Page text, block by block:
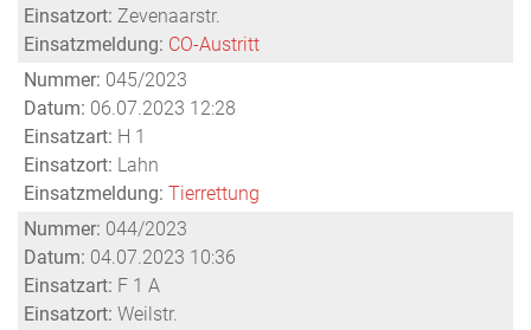
Einsatzort: Zevenaarstr.
Einsatzmeldung: CO-Austritt
Nummer: 045/2023
Datum: 06.07.2023 12:28
Einsatzart: H 1
Einsatzort: Lahn
Einsatzmeldung: Tierrettung
Nummer: 044/2023
Datum: 04.07.2023 10:36
Einsatzart: F 1 A
Einsatzort: Weilstr.